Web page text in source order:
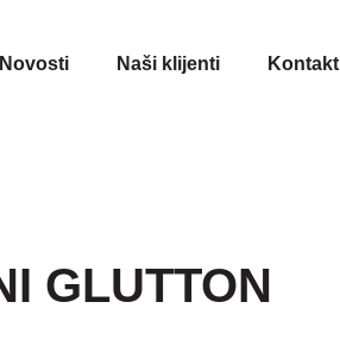
Novosti Naši klijenti Kontakt
GLUTTON